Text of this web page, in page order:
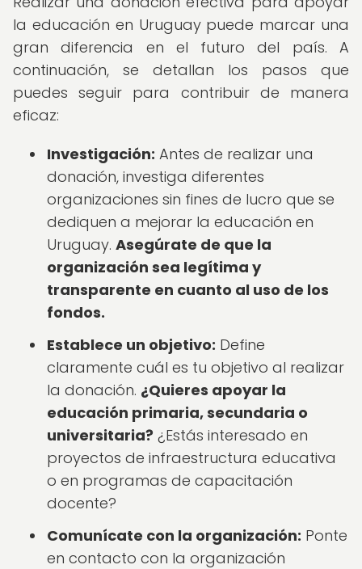
la educación en Uruguay puede marcar una
gran diferencia en el futuro del país. A
continuación, se detallan los pasos que
puedes seguir para contribuir de manera
eficaz:
Investigación: Antes de realizar una
donación, investiga diferentes
organizaciones sin fines de lucro que se
dediquen a mejorar la educación en
Uruguay. Asegúrate de que la
organización sea legítima y
transparente en cuanto al uso de los
fondos.
Establece un objetivo: Define
claramente cuál es tu objetivo al realizar
la donación. ¿Quieres apoyar la
educación primaria, secundaria o
universitaria? ¿Estás interesado en
proyectos de infraestructura educativa
o en programas de capacitación
docente?
Comunícate con la organización: Ponte
en contacto con la organización